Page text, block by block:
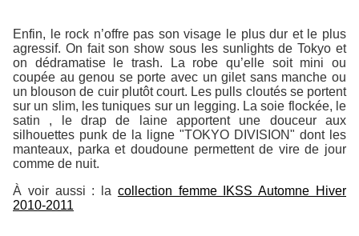
Enfin, le rock n’offre pas son visage le plus dur et le plus
agressif. On fait son show sous les sunlights de Tokyo et
on dédramatise le trash. La robe qu’elle soit mini ou
coupée au genou se porte avec un gilet sans manche ou
un blouson de cuir plutôt court. Les pulls cloutés se portent
sur un slim, les tuniques sur un legging. La soie flockée, le
satin , le drap de laine apportent une douceur aux
silhouettes punk de la ligne "TOKYO DIVISION" dont les
manteaux, parka et doudoune permettent de vire de jour
comme de nuit.
À voir aussi : la collection femme IKSS Automne Hiver
2010-2011